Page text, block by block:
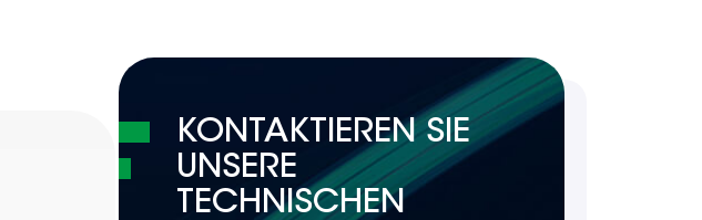
KONTAKTIEREN SIE
UNSERE
TECHNISCHEN